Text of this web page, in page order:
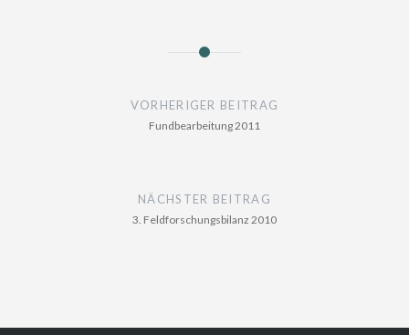
VORHERIGER BEITRAG
Fundbearbeitung 2011
NÄCHSTER BEITRAG
3. Feldforschungsbilanz 2010